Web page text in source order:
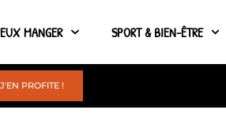
MANGER SPORT & BIEN-ÊTRE
J'EN PROFITE !